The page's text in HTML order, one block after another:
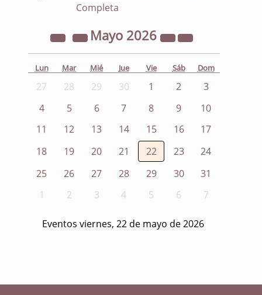
Completa
Mayo 2026
Lun Mar Mié Jue Vie Sáb Dom
27 28 29 30 1 2
3
4
5 6 7 8 9
10
11
12 13 14 15 16
17
18
19 20 21 22 23
24
25
26 27 28 29 30
31
1
2 3 4 5 6 7
Eventos viernes, 22 de mayo de 2026